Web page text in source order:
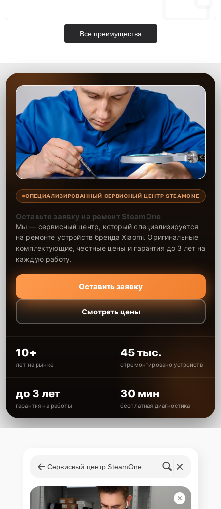
Все преимущества
СПЕЦИАЛИЗИРОВАННЫЙ СЕРВИСНЫЙ ЦЕНТР STEAMONE
Оставьте заявку на ремонт SteamOne
Мы — сервисный центр, который специализируется
на ремонте устройств бренда Xiaomi. Оригинальные
комплектующие, честные цены и гарантия до 3 лет на
каждую работу.
Оставить заявку
Смотреть цены
10+
лет на рынке
45 тыс.
отремонтировано устройств
до 3 лет
гарантия на работы
30 мин
бесплатная диагностика
Сервисный центр SteamOne